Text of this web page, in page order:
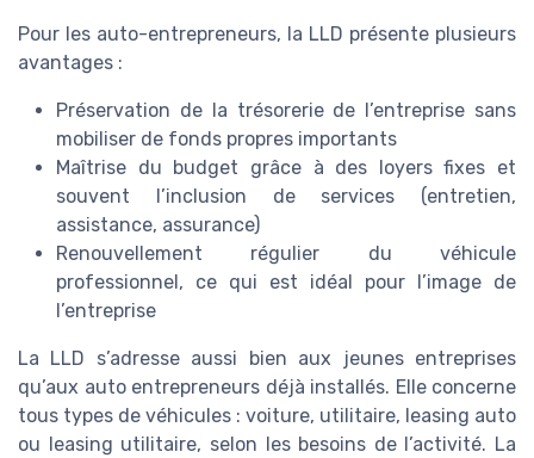
Pour les auto-entrepreneurs, la LLD présente plusieurs
avantages :
Préservation de la trésorerie de l’entreprise sans
mobiliser de fonds propres importants
Maîtrise du budget grâce à des loyers fixes et
souvent l’inclusion de services (entretien,
assistance, assurance)
Renouvellement régulier du véhicule
professionnel, ce qui est idéal pour l’image de
l’entreprise
La LLD s’adresse aussi bien aux jeunes entreprises
qu’aux auto entrepreneurs déjà installés. Elle concerne
tous types de véhicules : voiture, utilitaire, leasing auto
ou leasing utilitaire, selon les besoins de l’activité. La